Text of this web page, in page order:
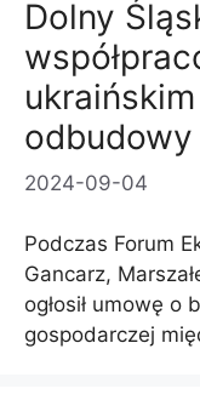
Dolny
odbudowy
2024-09-04
Podczas Forum
Gancarz,
ogłosił umowę o
gospodarczej